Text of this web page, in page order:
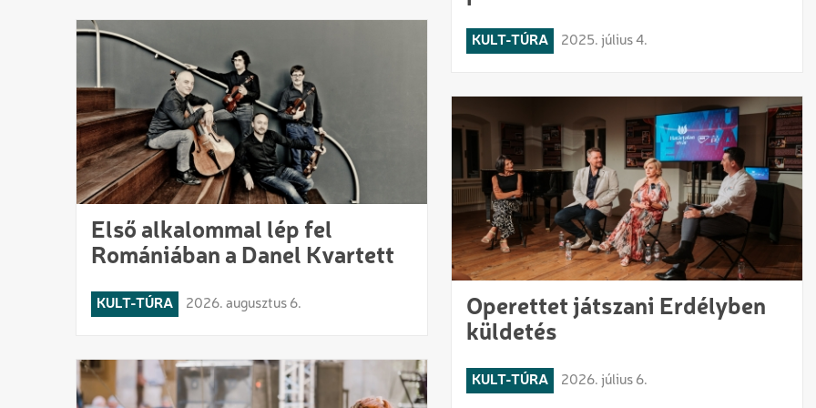
KULT-TÚRA 2025. július 4.
Első alkalommal lép fel
Romániában a Danel Kvartett
KULT-TÚRA 2026. augusztus 6.
Operettet játszani Erdélyben
küldetés
KULT-TÚRA 2026. július 6.